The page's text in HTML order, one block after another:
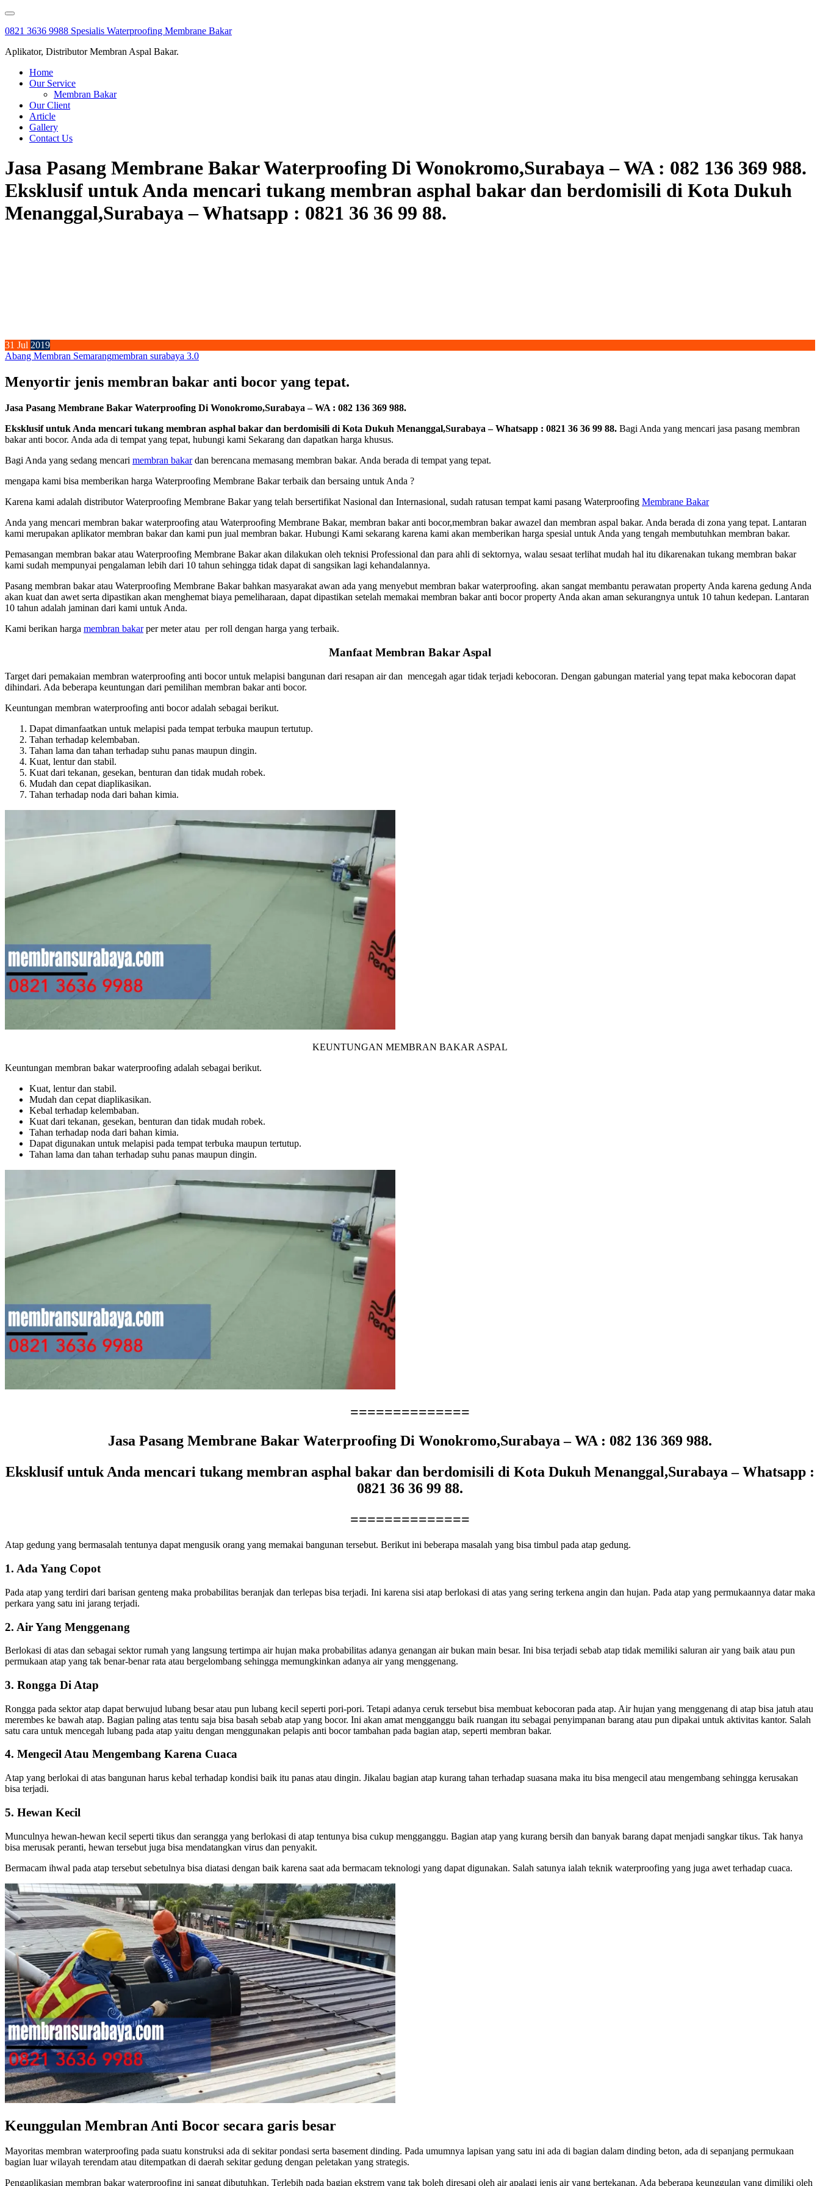
Skip
content
0821 3636 9988 Spesialis Waterproofing Membrane Bakar
Aplikator, Distributor Membran Aspal Bakar.
Home
Our Service
Membran Bakar
Our Client
Article
Gallery
Contact Us
Jasa Pasang Membrane Bakar Waterproofing Di Wonokromo,Surabaya – WA : 082 136 369 988.
Eksklusif untuk Anda mencari tukang membran asphal bakar dan berdomisili di Kota Dukuh
Menanggal,Surabaya – Whatsapp : 0821 36 36 99 88.
31 Jul 2019
Abang Membran Semarangmembran surabaya 3.0
Menyortir jenis membran bakar anti bocor yang tepat.
Jasa Pasang Membrane Bakar Waterproofing Di Wonokromo,Surabaya – WA : 082 136 369 988.
Eksklusif untuk Anda mencari tukang membran asphal bakar dan berdomisili di Kota Dukuh Menanggal,Surabaya – Whatsapp : 0821 36 36 99 88. Bagi Anda yang mencari jasa pasang membran
bakar anti bocor. Anda ada di tempat yang tepat, hubungi kami Sekarang dan dapatkan harga khusus.
Bagi Anda yang sedang mencari membran bakardan berencana memasang membran bakar. Anda berada di tempat yang tepat.
mengapa kami bisa memberikan harga Waterproofing Membrane Bakar terbaik dan bersaing untuk Anda ?
Karena kami adalah distributor Waterproofing Membrane Bakar yang telah bersertifikat Nasional dan Internasional, sudah ratusan tempat kami pasang Waterproofing Membrane Bakar
Anda yang mencari membran bakar waterproofing atau Waterproofing Membrane Bakar, membran bakar anti bocor,membran bakar awazel dan membran aspal bakar. Anda berada di zona yang tepat. Lantaran
kami merupakan aplikator membran bakar dan kami pun jual membran bakar. Hubungi Kami sekarang karena kami akan memberikan harga spesial untuk Anda yang tengah membutuhkan membran bakar.
Pemasangan membran bakar atau Waterproofing Membrane Bakar akan dilakukan oleh teknisi Professional dan para ahli di sektornya, walau sesaat terlihat mudah hal itu dikarenakan tukang membran bakar
kami sudah mempunyai pengalaman lebih dari 10 tahun sehingga tidak dapat di sangsikan lagi kehandalannya.
Pasang membran bakar atau Waterproofing Membrane Bakar bahkan masyarakat awan ada yang menyebut membran bakar waterproofing. akan sangat membantu perawatan property Anda karena gedung Anda
akan kuat dan awet serta dipastikan akan menghemat biaya pemeliharaan, dapat dipastikan setelah memakai membran bakar anti bocor property Anda akan aman sekurangnya untuk 10 tahun kedepan. Lantaran
10 tahun adalah jaminan dari kami untuk Anda.
Kami berikan harga membran bakarper meter atau per roll dengan harga yang terbaik.
Manfaat Membran Bakar Aspal
Target dari pemakaian membran waterproofing anti bocor untuk melapisi bangunan dari resapan air dan mencegah agar tidak terjadi kebocoran. Dengan gabungan material yang tepat maka kebocoran dapat
dihindari. Ada beberapa keuntungan dari pemilihan membran bakar anti bocor.
Keuntungan membran waterproofing anti bocor adalah sebagai berikut.
Dapat dimanfaatkan untuk melapisi pada tempat terbuka maupun tertutup.
Tahan terhadap kelembaban.
Tahan lama dan tahan terhadap suhu panas maupun dingin.
Kuat, lentur dan stabil.
Kuat dari tekanan, gesekan, benturan dan tidak mudah robek.
Mudah dan cepat diaplikasikan.
Tahan terhadap noda dari bahan kimia.
KEUNTUNGAN MEMBRAN BAKAR ASPAL
Keuntungan membran bakar waterproofing adalah sebagai berikut.
Kuat, lentur dan stabil.
Mudah dan cepat diaplikasikan.
Kebal terhadap kelembaban.
Kuat dari tekanan, gesekan, benturan dan tidak mudah robek.
Tahan terhadap noda dari bahan kimia.
Dapat digunakan untuk melapisi pada tempat terbuka maupun tertutup.
Tahan lama dan tahan terhadap suhu panas maupun dingin.
==============
Jasa Pasang Membrane Bakar Waterproofing Di Wonokromo,Surabaya – WA : 082 136 369 988.
Eksklusif untuk Anda mencari tukang membran asphal bakar dan berdomisili di Kota Dukuh Menanggal,Surabaya – Whatsapp :
0821 36 36 99 88.
==============
Atap gedung yang bermasalah tentunya dapat mengusik orang yang memakai bangunan tersebut. Berikut ini beberapa masalah yang bisa timbul pada atap gedung.
1. Ada Yang Copot
Pada atap yang terdiri dari barisan genteng maka probabilitas beranjak dan terlepas bisa terjadi. Ini karena sisi atap berlokasi di atas yang sering terkena angin dan hujan. Pada atap yang permukaannya datar maka
perkara yang satu ini jarang terjadi.
2. Air Yang Menggenang
Berlokasi di atas dan sebagai sektor rumah yang langsung tertimpa air hujan maka probabilitas adanya genangan air bukan main besar. Ini bisa terjadi sebab atap tidak memiliki saluran air yang baik atau pun
permukaan atap yang tak benar-benar rata atau bergelombang sehingga memungkinkan adanya air yang menggenang.
3. Rongga Di Atap
Rongga pada sektor atap dapat berwujud lubang besar atau pun lubang kecil seperti pori-pori. Tetapi adanya ceruk tersebut bisa membuat kebocoran pada atap. Air hujan yang menggenang di atap bisa jatuh atau
merembes ke bawah atap. Bagian paling atas tentu saja bisa basah sebab atap yang bocor. Ini akan amat mengganggu baik ruangan itu sebagai penyimpanan barang atau pun dipakai untuk aktivitas kantor. Salah
satu cara untuk mencegah lubang pada atap yaitu dengan menggunakan pelapis anti bocor tambahan pada bagian atap, seperti membran bakar.
4. Mengecil Atau Mengembang Karena Cuaca
Atap yang berlokai di atas bangunan harus kebal terhadap kondisi baik itu panas atau dingin. Jikalau bagian atap kurang tahan terhadap suasana maka itu bisa mengecil atau mengembang sehingga kerusakan
bisa terjadi.
5. Hewan Kecil
Munculnya hewan-hewan kecil seperti tikus dan serangga yang berlokasi di atap tentunya bisa cukup mengganggu. Bagian atap yang kurang bersih dan banyak barang dapat menjadi sangkar tikus. Tak hanya
bisa merusak peranti, hewan tersebut juga bisa mendatangkan virus dan penyakit.
Bermacam ihwal pada atap tersebut sebetulnya bisa diatasi dengan baik karena saat ada bermacam teknologi yang dapat digunakan. Salah satunya ialah teknik waterproofing yang juga awet terhadap cuaca.
Keunggulan Membran Anti Bocor secara garis besar
Mayoritas membran waterproofing pada suatu konstruksi ada di sekitar pondasi serta basement dinding. Pada umumnya lapisan yang satu ini ada di bagian dalam dinding beton, ada di sepanjang permukaan
bagian luar wilayah terendam atau ditempatkan di daerah sekitar gedung dengan peletakan yang strategis.
Pengaplikasian membran bakar waterproofing ini sangat dibutuhkan. Terlebih pada bagian ekstrem yang tak boleh diresapi oleh air apalagi jenis air yang bertekanan. Ada beberapa keunggulan yang dimiliki oleh